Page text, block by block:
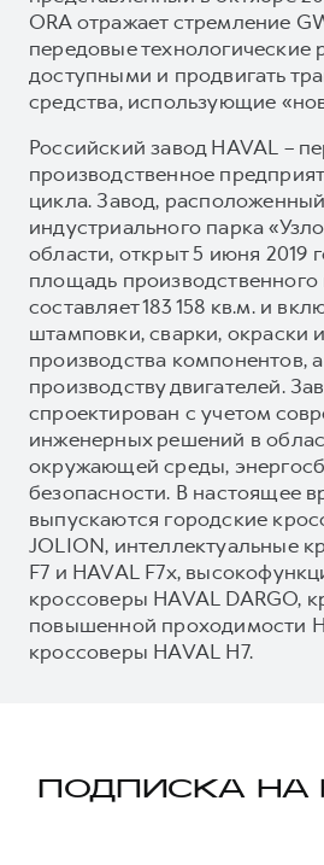
ORA отражает стремление
передовые технологические
доступными и продвигать
средства, использующие
Российский завод HAVAL –
производственное
цикла. Завод,
индустриального парка
области, открыт 5 июня 2019
площадь
составляет 183 158 кв.м. и
штамповки, сварки, окраски
производства компонентов,
производству двигателей.
спроектирован с учетом
инженерных решений в
окружающей среды,
безопасности. В настоящее
выпускаются городские
JOLION, интеллектуальные
F7 и HAVAL F7x,
кроссоверы HAVAL DARGO,
повышенной проходимости
кроссоверы HAVAL H7.
ПОДПИСКА НА